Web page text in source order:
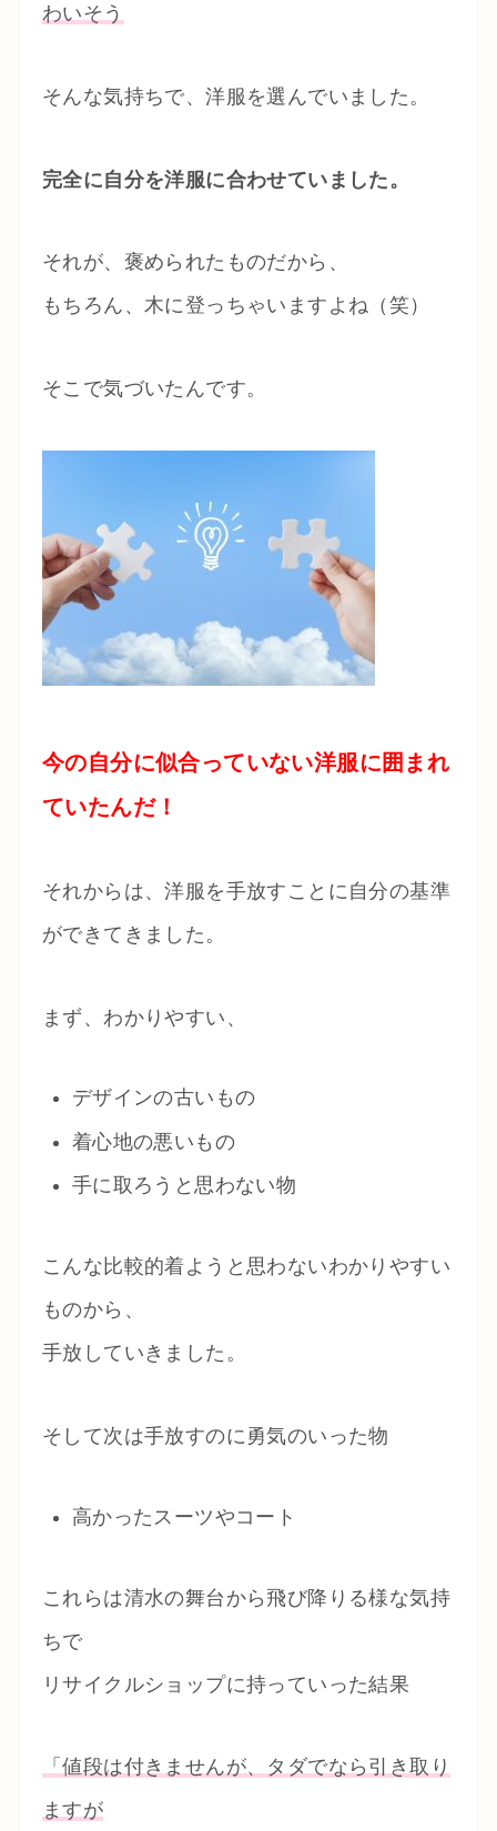
わいそう
そんな気持ちで、洋服を選んでいました。
完全に自分を洋服に合わせていました。
それが、褒められたものだから、
もちろん、木に登っちゃいますよね（笑）
そこで気づいたんです。
今の自分に似合っていない洋服に囲まれ
ていたんだ！
それからは、洋服を手放すことに自分の基準
ができてきました。
まず、わかりやすい、
デザインの古いもの
着心地の悪いもの
手に取ろうと思わない物
こんな比較的着ようと思わないわかりやすい
ものから、
手放していきました。
そして次は手放すのに勇気のいった物
高かったスーツやコート
これらは清水の舞台から飛び降りる様な気持
ちで
リサイクルショップに持っていった結果
「値段は付きませんが、タダでなら引き取り
ますが